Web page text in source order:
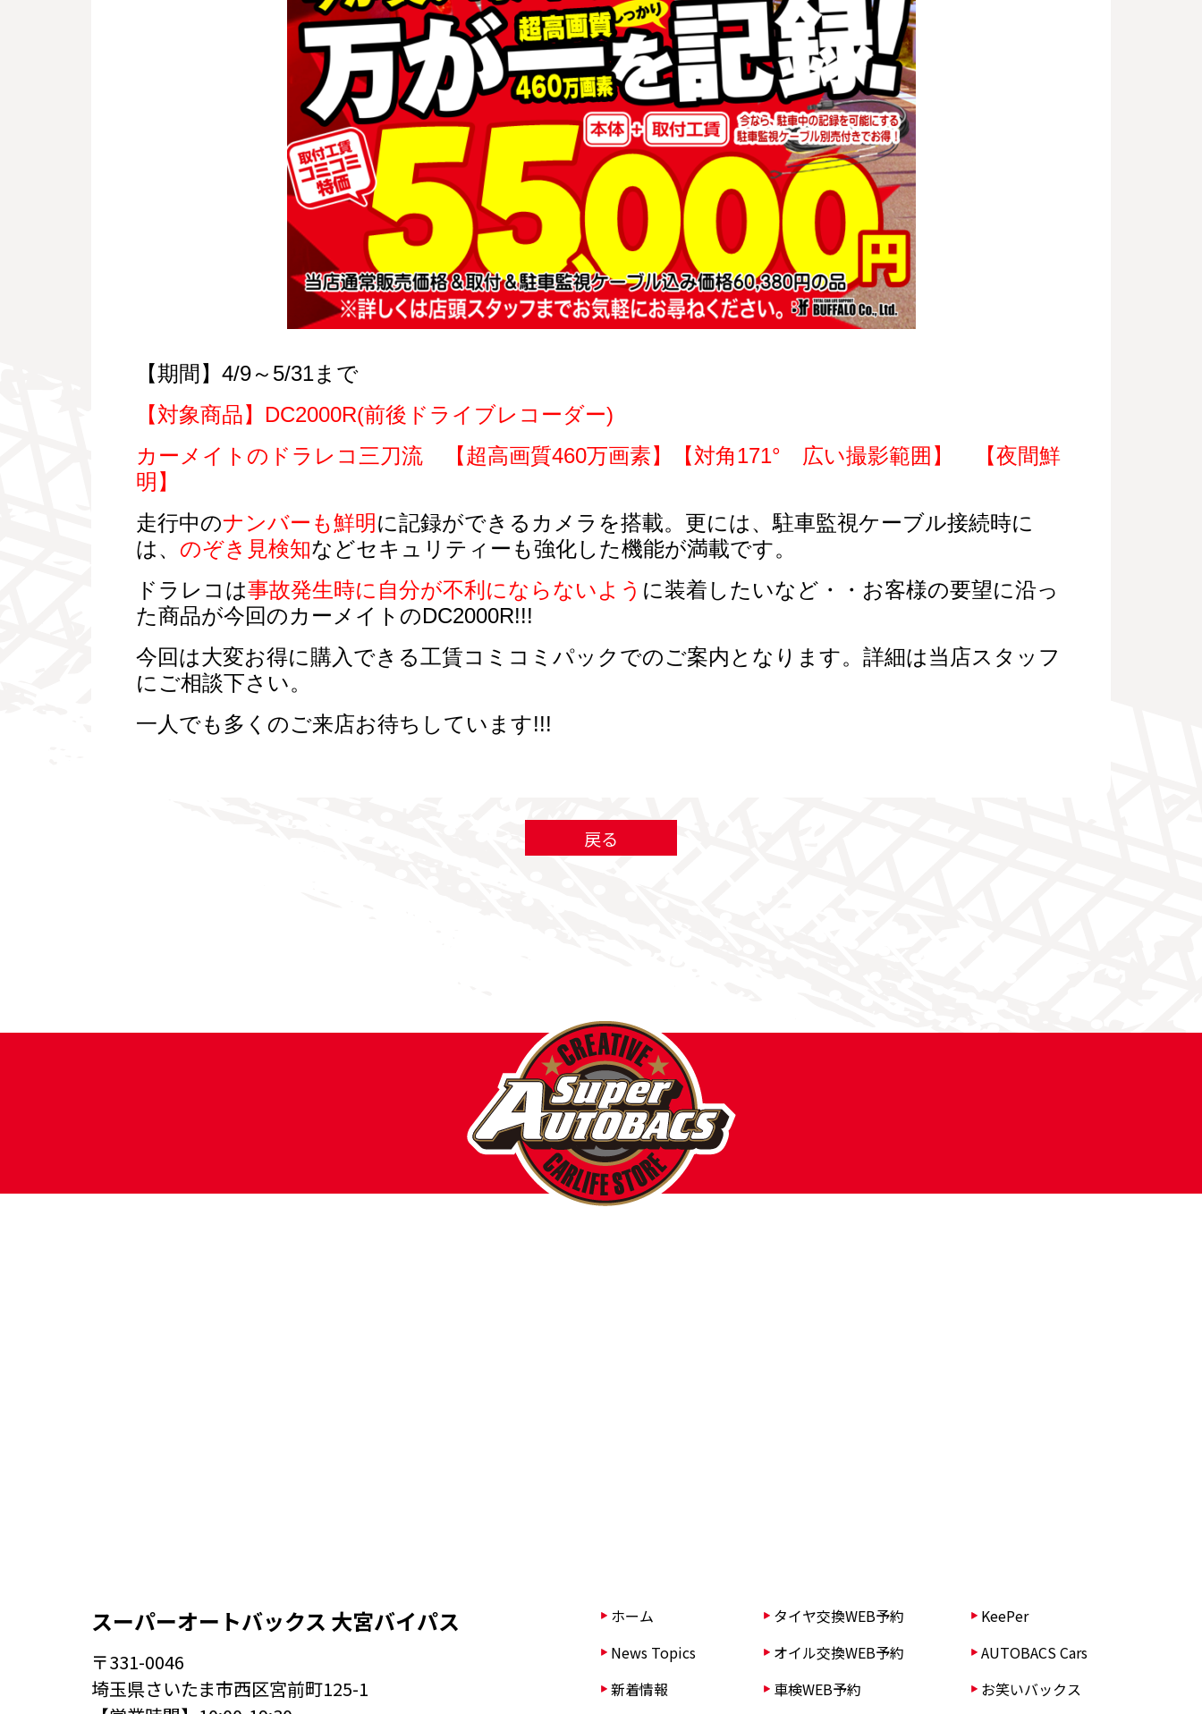
【期間】4/9～5/31まで
【対象商品】DC2000R(前後ドライブレコーダー)
カーメイトのドラレコ三刀流 【超高画質460万画素】【対角171° 広い撮影範囲】 【夜間鮮
明】
走行中のナンバーも鮮明 に記録ができるカメラを搭載。更には、駐車監視ケーブル接続時に
は、 のぞき見検知などセキュリティーも強化した機能が満載です。
ドラレコは事故発生時に自分が不利にならないよう に装着したいなど・・お客様の要望に沿っ
た商品が今回のカーメイトのDC2000R!!!
今回は大変お得に購入できる工賃コミコミパックでのご案内となります。詳細は当店スタッフ
にご相談下さい。
一人でも多くのご来店お待ちしています!!!
戻る
スーパーオートバックス 大宮バイパス
〒331-0046
埼玉県さいたま市西区宮前町125-1
ホーム
News Topics
新着情報
タイヤ交換WEB予約
オイル交換WEB予約
車検WEB予約
KeePer
AUTOBACS Cars
お笑いバックス